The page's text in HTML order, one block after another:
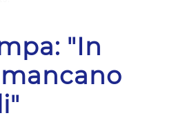
"In